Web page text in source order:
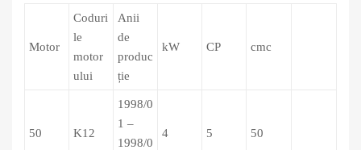
Motor
Coduri
le
motor
ului
Anii
de
produc
ție
kW CP cmc
50 K12
1998/0
1 –
1998/0
4 5 50